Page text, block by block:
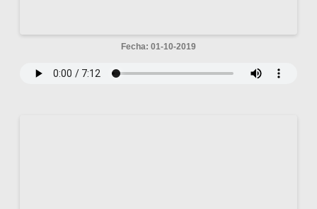
Fecha: 01-10-2019